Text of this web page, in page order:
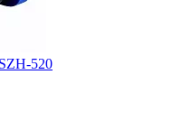
520